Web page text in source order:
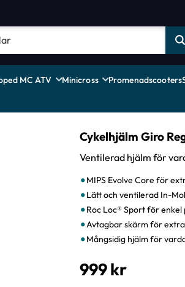
MC ATV Minicross Promenadscooters
Cykelhjälm Giro
Ventilerad hjälm för
MIPS Evolve Core för
Lätt och ventilerad In-
Roc Loc® Sport för
Avtagbar skärm för
Mångsidig hjälm för
999kr